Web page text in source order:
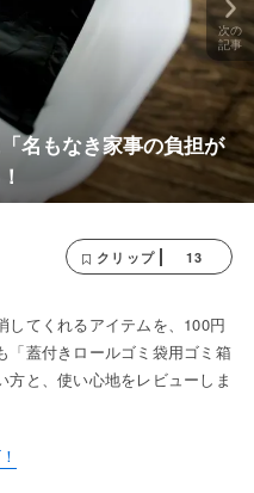
名もなき家事の負担が
次の
記事
クリップ 13
してくれるアイテムを、100円
「蓋付きロールゴミ袋用ゴミ箱
方と、使い心地をレビューしま